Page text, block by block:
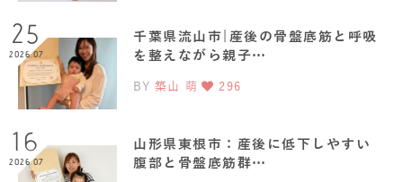
25
2026.07
千葉県流山市|産後の骨盤底筋と呼吸
を整えながら親子…
BY 築山 萌 296
16
2026.07
山形県東根市：産後に低下しやすい
腹部と骨盤底筋群…